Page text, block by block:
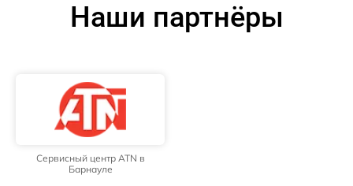
Наши партнёры
Сервисный центр ATN в
Барнауле